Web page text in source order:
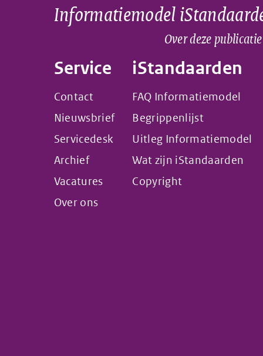
Informatiemodel
Over deze publicatie
Service
Contact
Nieuwsbrief
Servicedesk
Archief
Vacatures
Over ons
iStandaarden
FAQ Informatiemodel
Begrippenlijst
Uitleg Informatiemodel
Wat zijn iStandaarden
Copyright